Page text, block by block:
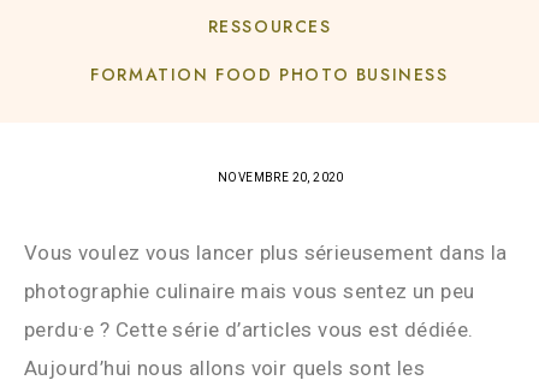
RESSOURCES
FORMATION FOOD PHOTO BUSINESS
NOVEMBRE 20, 2020
Vous voulez vous lancer plus sérieusement dans la
photographie culinaire mais vous sentez un peu
perdu·e ? Cette série d’articles vous est dédiée.
Aujourd’hui nous allons voir quels sont les